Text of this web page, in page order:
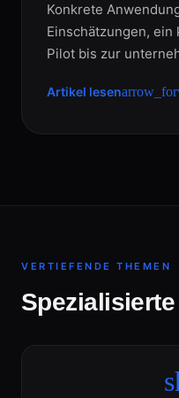
Konkrete
Einschätzungen, ein
Pilot bis zur
Artikel lesen
VERTIEFENDE THEMEN